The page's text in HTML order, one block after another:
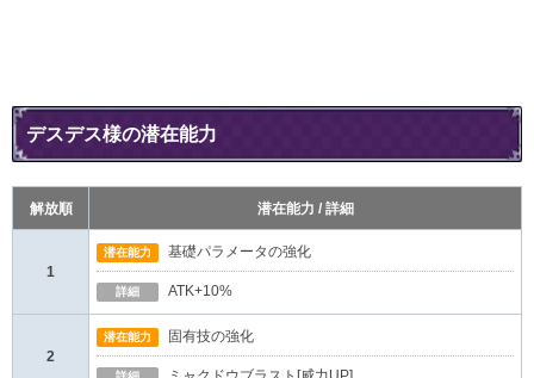
デスデス様の潜在能力
解放順 潜在能力 / 詳細
1
潜在能力 基礎パラメータの強化
詳細 ATK+10%
2
潜在能力 固有技の強化